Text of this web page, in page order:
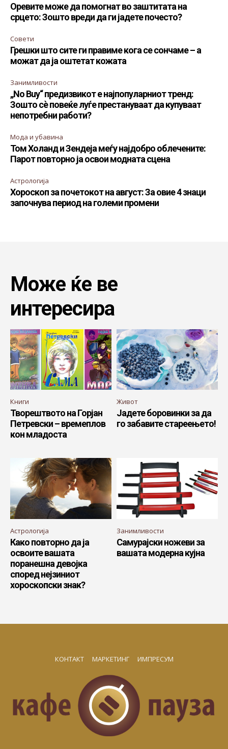
Оревите може да помогнат во заштитата на
срцето: Зошто вреди да ги јадете почесто?
Совети
Грешки што сите ги правиме кога се сончаме – а
можат да ја оштетат кожата
Занимливости
„No Buy“ предизвикот е најпопуларниот тренд:
Зошто сè повеќе луѓе престануваат да купуваат
непотребни работи?
Мода и убавина
Том Холанд и Зендеја меѓу најдобро облечените:
Парот повторно ја освои модната сцена
Астрологија
Хороскоп за почетокот на август: За овие 4 знаци
започнува период на големи промени
Може ќе ве
интересира
Книги
Творештвото на Горјан
Петревски – времеплов
кон младоста
Живот
Јадете боровинки за да
го забавите стареењето!
Астрологија
Како повторно да ја
освоите вашата
поранешна девојка
според нејзиниот
хороскопски знак?
Занимливости
Самурајски ножеви за
вашата модерна кујна
КОНТАКТ МАРКЕТИНГ ИМПРЕСУМ